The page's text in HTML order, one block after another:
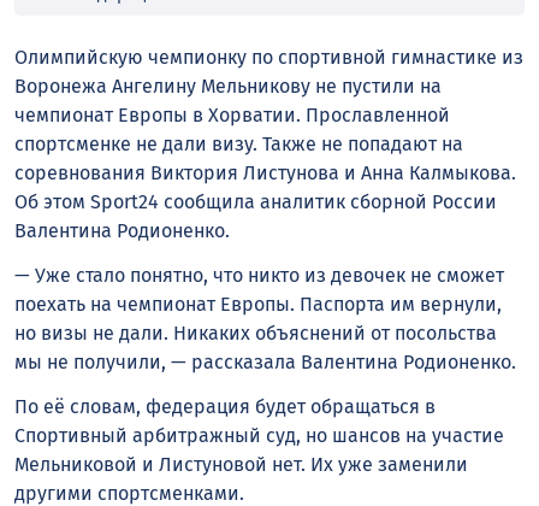
Олимпийскую чемпионку по спортивной гимнастике из
Воронежа Ангелину Мельникову не пустили на
чемпионат Европы в Хорватии. Прославленной
спортсменке не дали визу. Также не попадают на
соревнования Виктория Листунова и Анна Калмыкова.
Об этом Sport24 сообщила аналитик сборной России
Валентина Родионенко.
— Уже стало понятно, что никто из девочек не сможет
поехать на чемпионат Европы. Паспорта им вернули,
но визы не дали. Никаких объяснений от посольства
мы не получили, — рассказала Валентина Родионенко.
По её словам, федерация будет обращаться в
Спортивный арбитражный суд, но шансов на участие
Мельниковой и Листуновой нет. Их уже заменили
другими спортсменками.